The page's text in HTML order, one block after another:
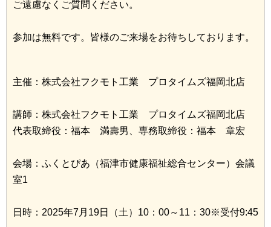
ご遠慮なくご質問ください。
参加は無料です。皆様のご来場をお待ちしております。
主催：株式会社フクモト工業 プロタイムズ福岡北店
講師：株式会社フクモト工業 プロタイムズ福岡北店
代表取締役：福本 満壽男、専務取締役：福本 章宏
会場：ふくとぴあ（福津市健康福祉総合センター）会議
室1
日時：2025年7月19日（土）10：00～11：30※受付9:45